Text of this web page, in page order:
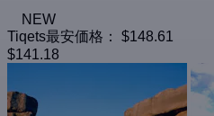
NEW
Tiqets最安価格：
$148.61
$141.18